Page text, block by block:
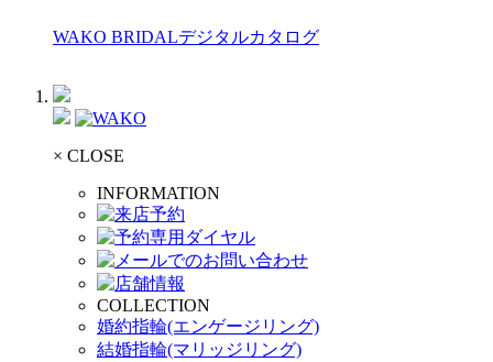
WAKO BRIDALデジタルカタログ
× CLOSE
INFORMATION
COLLECTION
婚約指輪(エンゲージリング)
結婚指輪(マリッジリング)